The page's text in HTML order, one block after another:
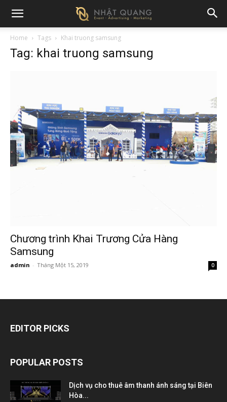
Home Tags Khai truong samsung
Tag: khai truong samsung
Chương trình Khai Trương Cửa Hàng
Samsung
admin - Tháng Một 15, 2019 0
EDITOR PICKS
POPULAR POSTS
Dịch vụ cho thuê âm thanh ánh sáng tại Biên
Hòa...